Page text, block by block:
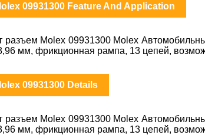
09931300 Feature And Application
разъем Molex 09931300 Molex
мм, фрикционная рампа, 13 цепей,
09931300 Details
разъем Molex 09931300 Molex
мм, фрикционная рампа, 13 цепей,